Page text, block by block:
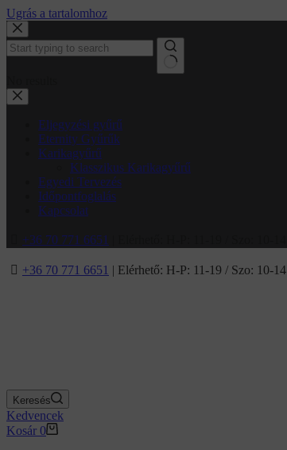
Ugrás a tartalomhoz
Eljegyzési gyűrű
Eternity Gyűrűk
Karikagyűrű
Klasszikus Karikagyűrű
Egyedi Tervezés
Időpontfoglalás
Kapcsolat
+36 70 771 6651
+36 70 771 6651 | Elérhető: H-P: 11-19 / Szo: 10-14
Keresés
Kedvencek
Kosár 0